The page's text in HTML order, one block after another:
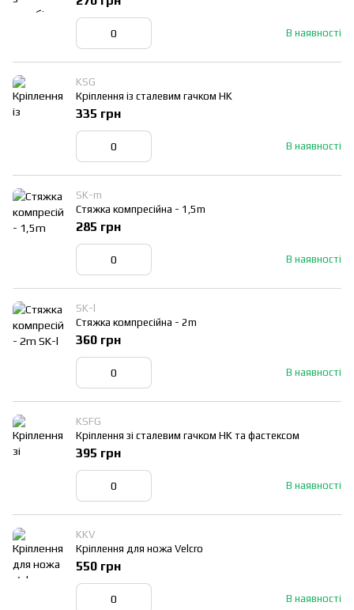
В наявності
KSG
Кріплення із сталевим гачком HK
В наявності
335 грн
SK-m
Стяжка компресійна - 1,5m
В наявності
285 грн
SK-l
Стяжка компресійна - 2m
В наявності
360 грн
KSFG
Кріплення зі сталевим гачком HK та фастексом
В наявності
395 грн
KKV
Кріплення для ножа Velcro
В наявності
550 грн